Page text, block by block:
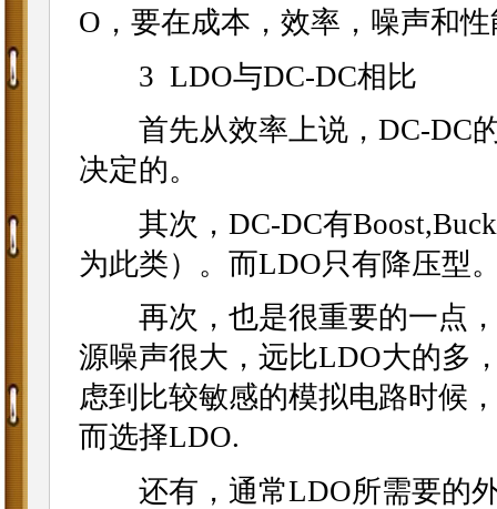
O，要在成本，效率，噪声和
3 LDO与DC-DC相比
首先从效率上说，DC-DC的
决定的。
其次，DC-DC有
为此类）。而LDO只有降压型
再次，也是很重要的一点，
源噪声很大，远比LDO大的多
虑到比较敏感的模拟电路时候
而选择LDO.
还有，通常LDO所需要的外